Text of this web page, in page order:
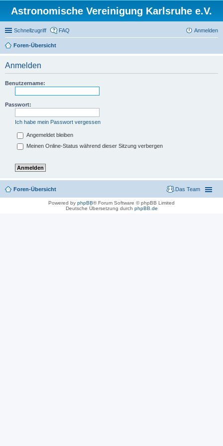
Astronomische Vereinigung Karlsruhe e.V.
Schnellzugriff FAQ Anmelden
Foren-Übersicht
Anmelden
Benutzername:
Passwort:
Ich habe mein Passwort vergessen
Angemeldet bleiben
Meinen Online-Status während dieser Sitzung verbergen
Foren-Übersicht Das Team
Powered by phpBB® Forum Software © phpBB Limited
Deutsche Übersetzung durch phpBB.de